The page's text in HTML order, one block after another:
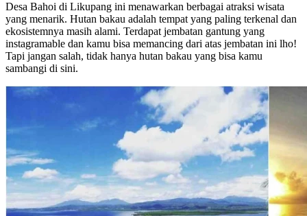
Desa Bahoi di Likupang ini menawarkan berbagai atraksi wisata
yang menarik. Hutan bakau adalah tempat yang paling terkenal dan
ekosistemnya masih alami. Terdapat jembatan gantung yang
instagramable dan kamu bisa memancing dari atas jembatan ini lho!
Tapi jangan salah, tidak hanya hutan bakau yang bisa kamu
sambangi di sini.